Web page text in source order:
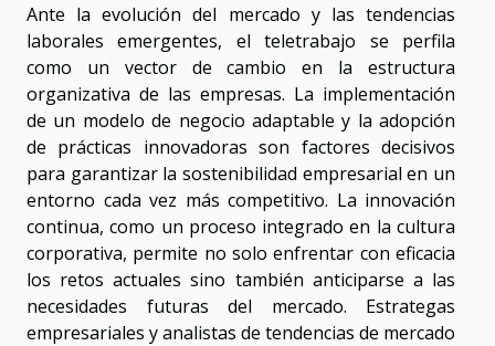
Ante la evolución del mercado y las tendencias
laborales emergentes, el teletrabajo se perfila
como un vector de cambio en la estructura
organizativa de las empresas. La implementación
de un modelo de negocio adaptable y la adopción
de prácticas innovadoras son factores decisivos
para garantizar la sostenibilidad empresarial en un
entorno cada vez más competitivo. La innovación
continua, como un proceso integrado en la cultura
corporativa, permite no solo enfrentar con eficacia
los retos actuales sino también anticiparse a las
necesidades futuras del mercado. Estrategas
empresariales y analistas de tendencias de mercado